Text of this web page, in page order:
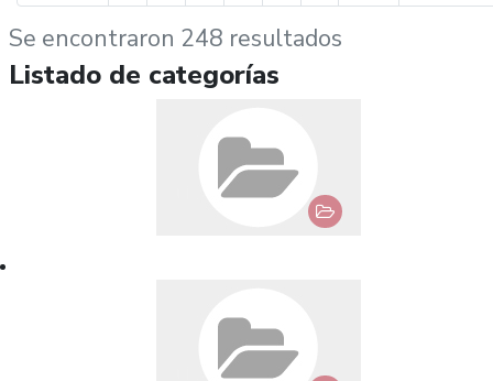
Se encontraron 248 resultados
Listado de categorías